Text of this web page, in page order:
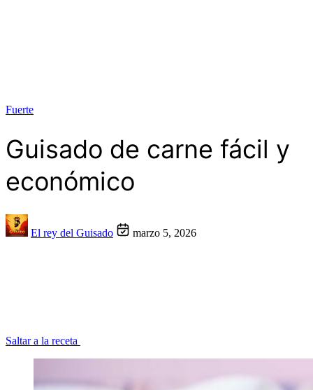
Fuerte
Guisado de carne fácil y
económico
El rey del Guisado marzo 5, 2026
Saltar a la receta